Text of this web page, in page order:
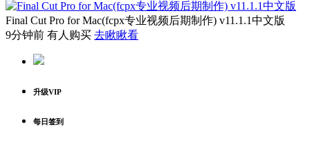
Final Cut Pro for Mac(fcpx专业视频后期制作) v11.1.1中文版
9分钟前 有人购买 去瞅瞅看
升级VIP
每日签到